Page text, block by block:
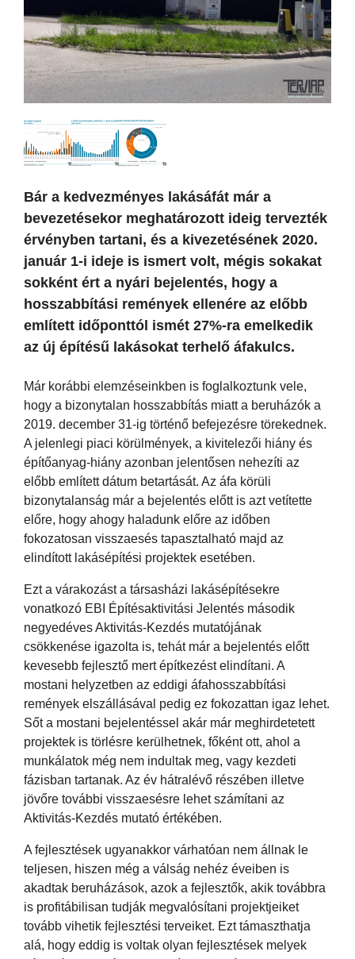
Bár a kedvezményes lakásáfát már a
bevezetésekor meghatározott ideig tervezték
érvényben tartani, és a kivezetésének 2020.
január 1-i ideje is ismert volt, mégis sokakat
sokként ért a nyári bejelentés, hogy a
hosszabbítási remények ellenére az előbb
említett időponttól ismét 27%-ra emelkedik
az új építésű lakásokat terhelő áfakulcs.
Már korábbi elemzéseinkben is foglalkoztunk vele,
hogy a bizonytalan hosszabbítás miatt a beruházók a
2019. december 31-ig történő befejezésre törekednek.
A jelenlegi piaci körülmények, a kivitelezői hiány és
építőanyag-hiány azonban jelentősen nehezíti az
előbb említett dátum betartását. Az áfa körüli
bizonytalanság már a bejelentés előtt is azt vetítette
előre, hogy ahogy haladunk előre az időben
fokozatosan visszaesés tapasztalható majd az
elindított lakásépítési projektek esetében.
Ezt a várakozást a társasházi lakásépítésekre
vonatkozó EBI Építésaktivitási Jelentés második
negyedéves Aktivitás-Kezdés mutatójának
csökkenése igazolta is, tehát már a bejelentés előtt
kevesebb fejlesztő mert építkezést elindítani. A
mostani helyzetben az eddigi áfahosszabbítási
remények elszállásával pedig ez fokozattan igaz lehet.
Sőt a mostani bejelentéssel akár már meghirdetetett
projektek is törlésre kerülhetnek, főként ott, ahol a
munkálatok még nem indultak meg, vagy kezdeti
fázisban tartanak. Az év hátralévő részében illetve
jövőre további visszaesésre lehet számítani az
Aktivitás-Kezdés mutató értékében.
A fejlesztések ugyanakkor várhatóan nem állnak le
teljesen, hiszen még a válság nehéz éveiben is
akadtak beruházások, azok a fejlesztők, akik továbbra
is profitábilisan tudják megvalósítani projektjeiket
tovább vihetik fejlesztési terveiket. Ezt támaszthatja
alá, hogy eddig is voltak olyan fejlesztések melyek